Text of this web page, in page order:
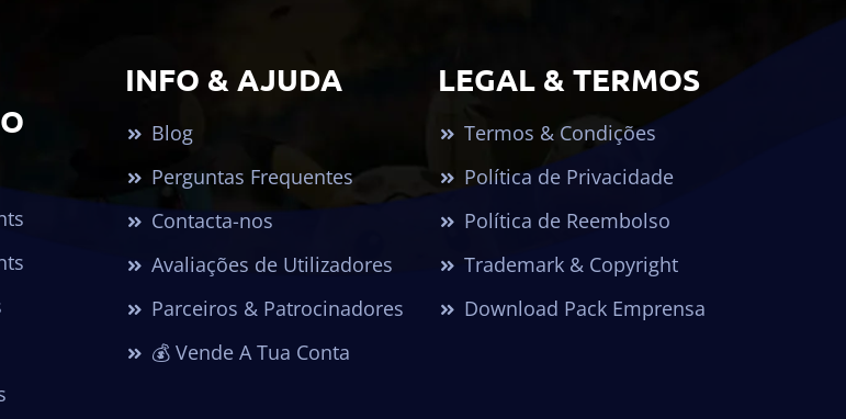
INFO & AJUDA
Blog
Perguntas Frequentes
Contacta-nos
Avaliações de Utilizadores
Parceiros & Patrocinadores
💰 Vende A Tua Conta
LEGAL & TERMOS
Termos & Condições
Política de Privacidade
Política de Reembolso
Trademark & Copyright
Download Pack Emprensa